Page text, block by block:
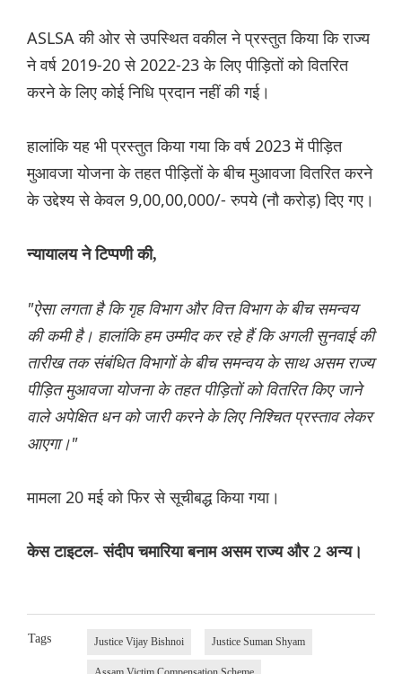
ASLSA की ओर से उपस्थित वकील ने प्रस्तुत किया कि राज्य
ने वर्ष 2019-20 से 2022-23 के लिए पीड़ितों को वितरित
करने के लिए कोई निधि प्रदान नहीं की गई।
हालांकि यह भी प्रस्तुत किया गया कि वर्ष 2023 में पीड़ित
मुआवजा योजना के तहत पीड़ितों के बीच मुआवजा वितरित करने
के उद्देश्य से केवल 9,00,00,000/- रुपये (नौ करोड़) दिए गए।
न्यायालय ने टिप्पणी की,
"ऐसा लगता है कि गृह विभाग और वित्त विभाग के बीच समन्वय
की कमी है। हालांकि हम उम्मीद कर रहे हैं कि अगली सुनवाई की
तारीख तक संबंधित विभागों के बीच समन्वय के साथ असम राज्य
पीड़ित मुआवजा योजना के तहत पीड़ितों को वितरित किए जाने
वाले अपेक्षित धन को जारी करने के लिए निश्चित प्रस्ताव लेकर
आएगा।"
मामला 20 मई को फिर से सूचीबद्ध किया गया।
केस टाइटल- संदीप चमारिया बनाम असम राज्य और 2 अन्य।
Tags Justice Vijay Bishnoi Justice Suman Shyam